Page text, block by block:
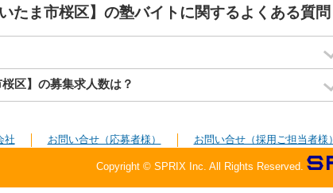
たま市桜区】の塾バイトに関するよくある質問
区】の募集求人数は？
社 お問い合せ（応募者様） お問い合せ（採用ご担当者様）
Copyright © SPRIX Inc. All Rights Reserved.